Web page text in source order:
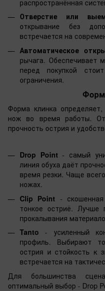
распространённая
Отверстие или
открывание без
встречается на
Автоматическое
рычага. Обеспечивает
перед покупкой
ограничения.
Форма клинка
нож во время работы.
прочность острия и
Drop Point - самый
линия обуха даёт
время резки. Чаще
ножах.
Clip Point -
тонкое остриё. Лучше
прокалывания
Tanto - усиленный
профиль. Выбирают
острия и стойкость к
встречается на
Для большинства
оптимальный выбор - Drop